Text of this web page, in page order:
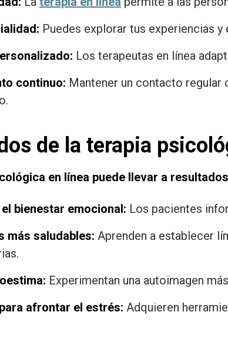
Puedes explorar tus experiencias
Los terapeutas en línea
continuo: Mantener un contacto regular
de la terapia
en línea puede llevar a
bienestar emocional: Los pacientes
más saludables: Aprenden a establecer
Experimentan una autoimagen
afrontar el estrés: Adquieren